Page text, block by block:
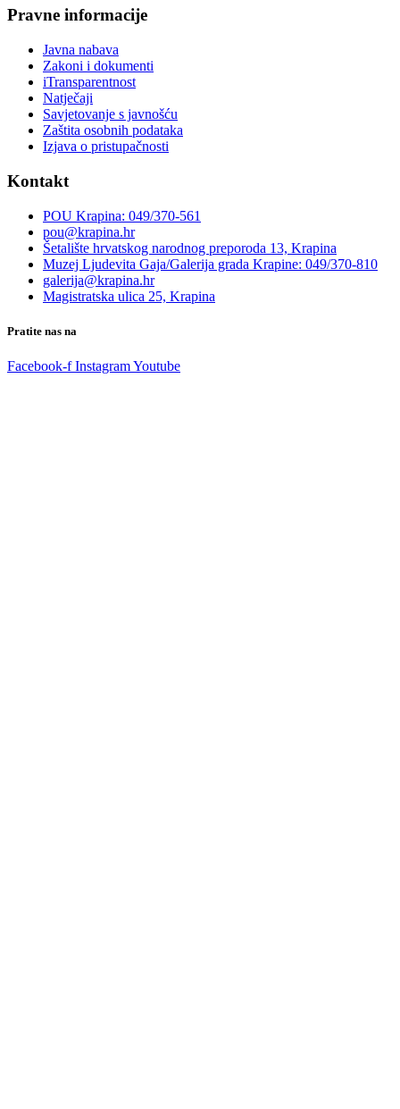
Pravne informacije
Javna nabava
Zakoni i dokumenti
iTransparentnost
Natječaji
Savjetovanje s javnošću
Zaštita osobnih podataka
Izjava o pristupačnosti
Kontakt
POU Krapina: 049/370-561
pou@krapina.hr
Šetalište hrvatskog narodnog preporoda 13, Krapina
Muzej Ljudevita Gaja/Galerija grada Krapine: 049/370-810
galerija@krapina.hr
Magistratska ulica 25, Krapina
Pratite nas na
Facebook-f InstagramYoutube